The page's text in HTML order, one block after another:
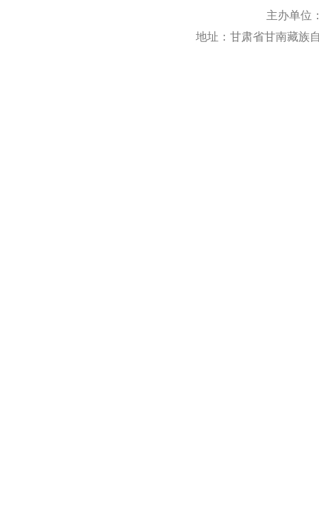
主办单位
地址：甘肃省甘南藏族